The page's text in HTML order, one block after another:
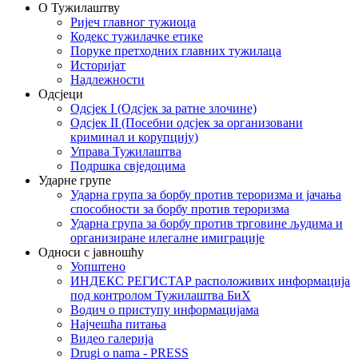
О Тужилаштву
Ријеч главног тужиоца
Кодекс тужилачке етике
Поруке претходних главних тужилаца
Историјат
Надлежности
Одсјеци
Одсјек I (Одсјек за ратне злочине)
Одсјек II (Посебни одсјек за организовани
криминал и корупцију)
Управа Тужилаштва
Подршка свједоцима
Ударне групе
Ударна група за борбу против тероризма и јачања
способности за борбу против тероризма
Ударна група за борбу против трговине људима и
организиране илегалне имиграције
Односи с јавношћу
Уопштено
ИНДЕКС РЕГИСТАР расположивих информација
под контролом Тужилаштва БиХ
Водич о приступу информацијама
Најчешћа питања
Видео галерија
Drugi o nama - PRESS